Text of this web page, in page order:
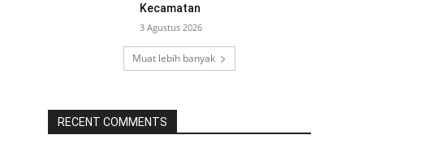
Kecamatan
3 Agustus 2026
Muat lebih banyak
RECENT COMMENTS